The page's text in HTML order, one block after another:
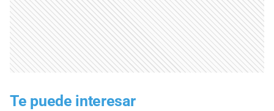
Te puede interesar